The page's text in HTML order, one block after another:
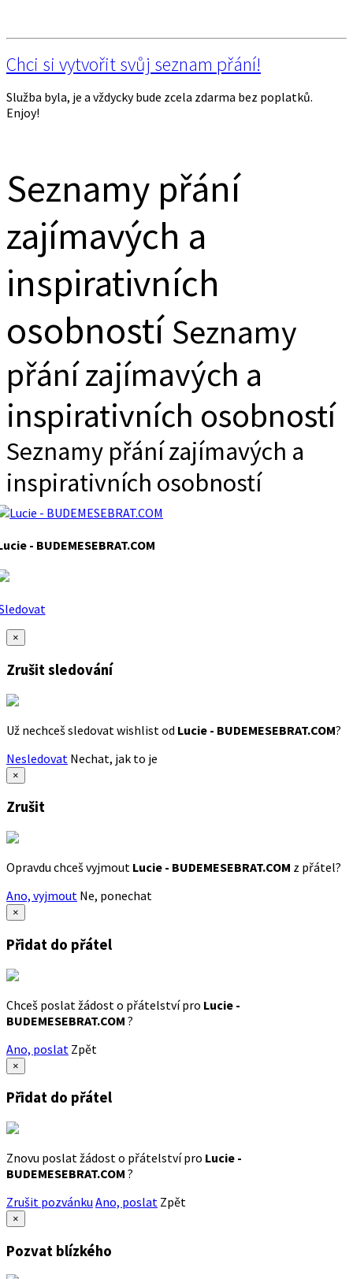
Chci si vytvořit svůj seznam přání!
Služba byla, je a vždycky bude zcela zdarma bez poplatků.
Enjoy!
Seznamy přání
zajímavých a
inspirativních
osobnostíSeznamy
přání zajímavých a
inspirativních osobností
Seznamy přání zajímavých a
inspirativních osobností
- BUDEMESEBRAT.COM
×
Zrušit sledování
Už nechceš sledovat wishlist od Lucie - BUDEMESEBRAT.COM?
Nesledovat Nechat, jak to je
×
Zrušit
Opravdu chceš vyjmout Lucie - BUDEMESEBRAT.COM z přátel?
Ano, vyjmout Ne, ponechat
×
Přidat do přátel
Chceš poslat žádost o přátelství pro Lucie -
BUDEMESEBRAT.COM ?
Ano, poslat Zpět
×
Přidat do přátel
Znovu poslat žádost o přátelství pro Lucie -
BUDEMESEBRAT.COM ?
Zrušit pozvánku Ano, poslat Zpět
×
Pozvat blízkého